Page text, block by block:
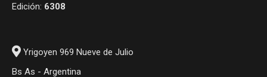
Edición: 6308
Yrigoyen 969 Nueve de Julio
Bs As - Argentina